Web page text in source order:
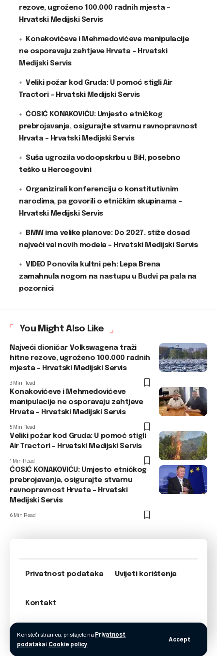
Koristeći stranicu, pristajete na Privatnost
podatakai Cookie policy.
Accept
rezove, ugroženo 100.000 radnih mjesta –
Hrvatski Medijski Servis
Konakovićeve i Mehmedovićeve manipulacije
ne osporavaju zahtjeve Hrvata – Hrvatski
Medijski Servis
Veliki požar kod Gruda: U pomoć stigli Air
Tractori – Hrvatski Medijski Servis
ĆOSIĆ KONAKOVIĆU: Umjesto etničkog
prebrojavanja, osigurajte stvarnu ravnopravnost
Hrvata – Hrvatski Medijski Servis
Suša ugrozila vodoopskrbu u BiH, posebno
teško u Hercegovini
Organizirali konferenciju o konstitutivnim
narodima, pa govorili o etničkim skupinama –
Hrvatski Medijski Servis
BMW ima velike planove: Do 2027. stiže dosad
najveći val novih modela – Hrvatski Medijski Servis
VIDEO Ponovila kultni peh: Lepa Brena
zamahnula nogom na nastupu u Budvi pa pala na
pozornici
You Might Also Like
Najveći dioničar Volkswagena traži
hitne rezove, ugroženo 100.000 radnih
mjesta – Hrvatski Medijski Servis
3 Min Read
Konakovićeve i Mehmedovićeve
manipulacije ne osporavaju zahtjeve
Hrvata – Hrvatski Medijski Servis
5 Min Read
Veliki požar kod Gruda: U pomoć stigli
Air Tractori – Hrvatski Medijski Servis
1 Min Read
ĆOSIĆ KONAKOVIĆU: Umjesto etničkog
prebrojavanja, osigurajte stvarnu
ravnopravnost Hrvata – Hrvatski
Medijski Servis
6 Min Read
Privatnost podataka Uvijeti korištenja
Kontakt